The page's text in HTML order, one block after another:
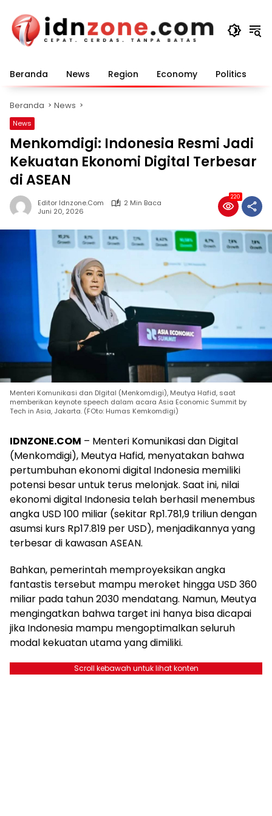
konten
Beranda News Region Economy Politics
Beranda News
News
Menkomdigi: Indonesia Resmi Jadi
Kekuatan Ekonomi Digital Terbesar
di ASEAN
Editor Idnzone.com
2 Min Baca
Juni 20, 2026
220
Menteri Komunikasi dan DIgital (Menkomdigi), Meutya Hafid, saat
memberikan keynote speech dalam acara Asia Economic Summit by
Tech in Asia, Jakarta. (FOto: Humas Kemkomdigi)
IDNZONE.COM – Menteri Komunikasi dan Digital
(Menkomdigi), Meutya Hafid, menyatakan bahwa
pertumbuhan ekonomi digital Indonesia memiliki
potensi besar untuk terus melonjak. Saat ini, nilai
ekonomi digital Indonesia telah berhasil menembus
angka USD 100 miliar (sekitar Rp1.781,9 triliun dengan
asumsi kurs Rp17.819 per USD), menjadikannya yang
terbesar di kawasan ASEAN.
Bahkan, pemerintah memproyeksikan angka
fantastis tersebut mampu meroket hingga USD 360
miliar pada tahun 2030 mendatang. Namun, Meutya
mengingatkan bahwa target ini hanya bisa dicapai
jika Indonesia mampu mengoptimalkan seluruh
modal kekuatan utama yang dimiliki.
Scroll kebawah untuk lihat konten